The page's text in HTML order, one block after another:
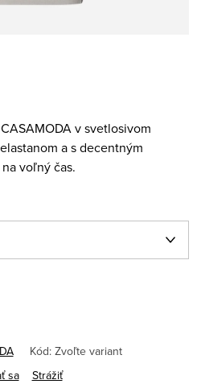
v svetlosivom
a s decentným
voľný čas.
Kód: Zvoľte variant
sa
Strážiť